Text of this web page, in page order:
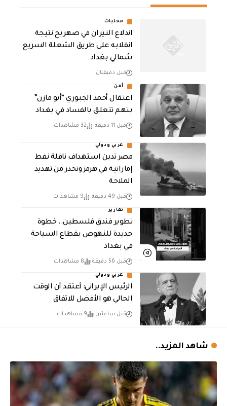
محليات
اندلاع النيران في صهريج نتيجة
انقلابه على طريق الشعلة السريع
شمالي بغداد
قبل دقيقتان
أمن
اعتقال أحمد الجبوري “أبو مازن”
بتهم تتعلق بالفساد في بغداد
قبل 11 دقيقة 32 مشاهدات
عربي ودولي
مصر تدين استهداف ناقلة نفط
إماراتية في هرمز وتحذر من تهديد
الملاحة
قبل 49 دقيقة 9 مشاهدات
تقارير
تطوير فندق فلسطين.. خطوة
جديدة للنهوض بقطاع السياحة
في بغداد
قبل 56 دقيقة 8 مشاهدات
عربي ودولي
الرئيس الإيراني: أعتقد أن الوقت
الحالي هو الأفضل للاتفاق
قبل ساعتين 9 مشاهدات
شاهد المزيد..